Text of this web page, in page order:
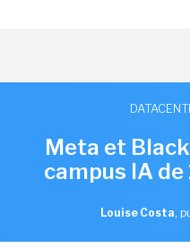
Meta et
campus IA de
Louise Costa,